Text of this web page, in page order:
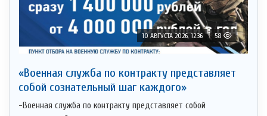
10 АВГУСТА 2026, 12:36 58
«Военная служба по контракту представляет
собой сознательный шаг каждого»
-Военная служба по контракту представляет собой